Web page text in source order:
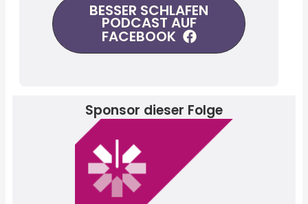
BESSER SCHLAFEN
PODCAST AUF
FACEBOOK
Sponsor dieser Folge